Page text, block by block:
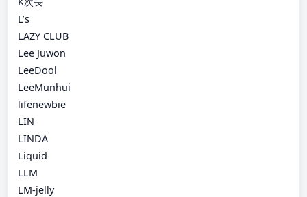
L’s
LAZY CLUB
Lee Juwon
LeeDool
LeeMunhui
lifenewbie
LIN
LINDA
Liquid
LLM
LM-jelly